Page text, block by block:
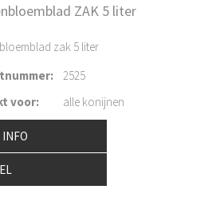
ZAK 5 liter
zak 5 liter
:
2525
voor: alle konijnen
INFO